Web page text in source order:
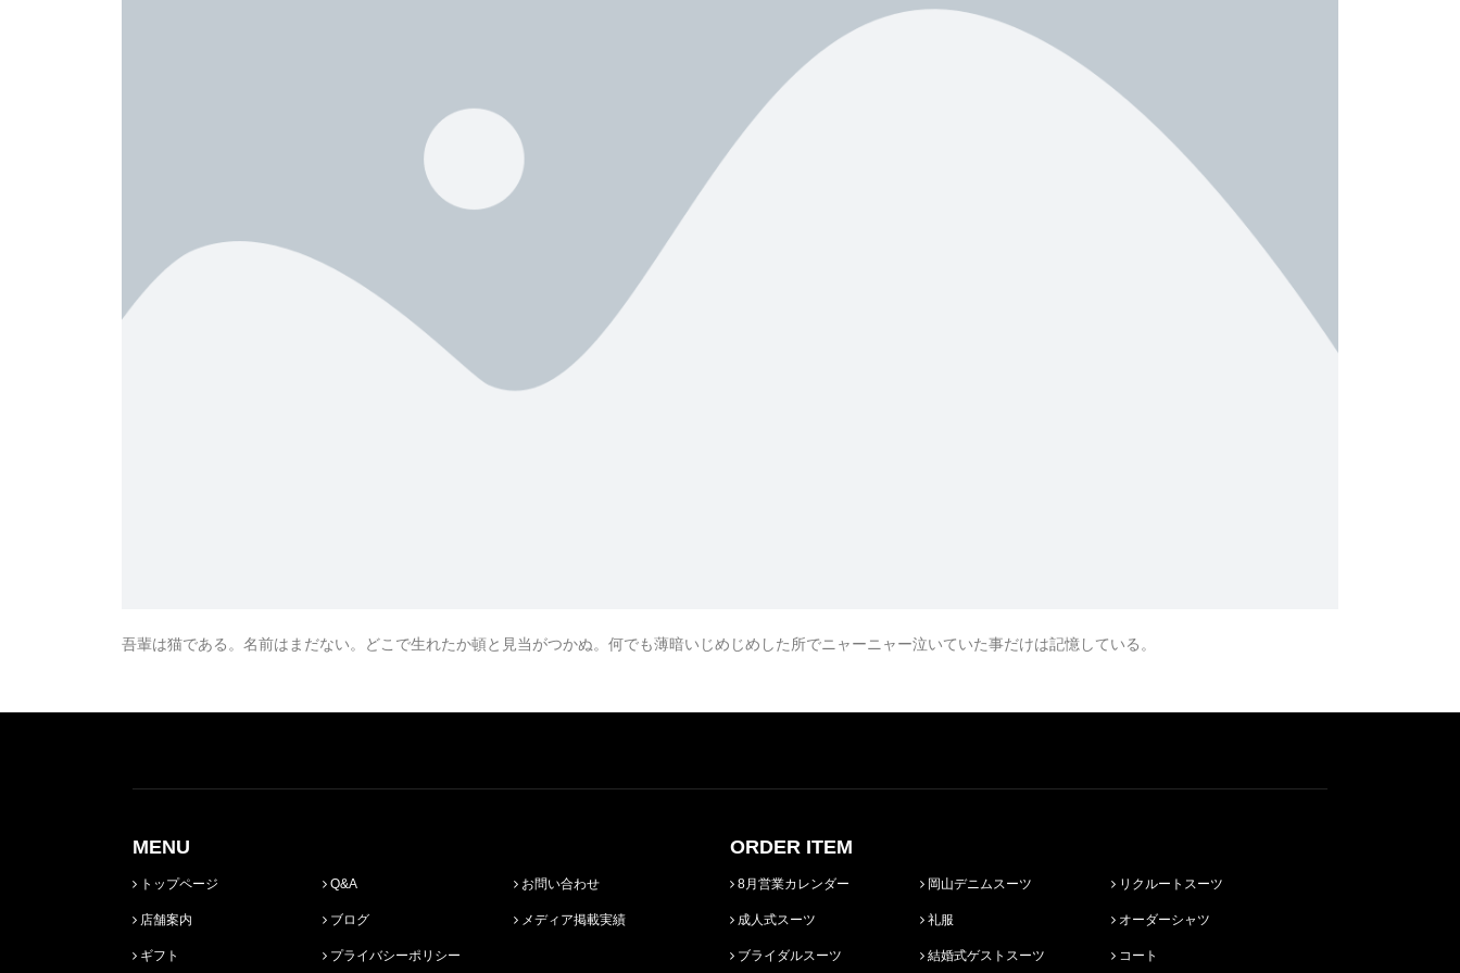
吾輩は猫である。名前はまだない。どこで生れたか頓と見当がつかぬ。何でも薄暗いじめじめした所でニャーニャー泣いていた事だけは記憶している。
MENU
トップページ
店舗案内
ギフト
Q&A
ブログ
プライバシーポリシー
お問い合わせ
メディア掲載実績
ORDER ITEM
8月営業カレンダー
成人式スーツ
ブライダルスーツ
岡山デニムスーツ
礼服
結婚式ゲストスーツ
リクルートスーツ
オーダーシャツ
コート